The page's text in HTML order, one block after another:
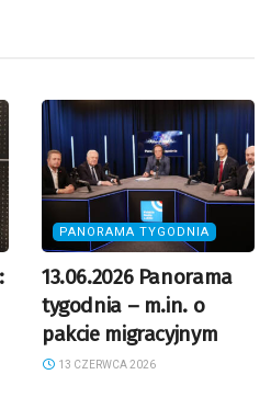
PANORAMA TYGODNIA
13.06.2026 Panorama
tygodnia – m.in. o
pakcie migracyjnym
13 CZERWCA 2026